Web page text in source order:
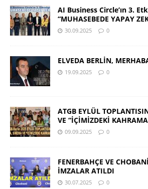
AI Business Circle’ın 3.
“MUHASEBEDE YAPAY
30.09.2025 0
ELVEDA BERLİN,
19.09.2025 0
ATGB EYLÜL
VE “İÇİMİZDEKİ
09.09.2025 0
FENERBAHÇE VE
İMZALAR ATILDI
30.07.2025 0